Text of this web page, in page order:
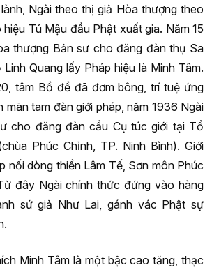
Ngài theo thị giả Hòa thượng theo
Tú Mậu đầu Phật xuất gia. Năm 15
thượng Bản sư cho đăng đàn thụ Sa
Quang lấy Pháp hiệu là Minh Tâm.
tâm Bồ đề đã đơm bông, trí tuệ ứng
tam đàn giới pháp, năm 1936 Ngài
cho đăng đàn cầu Cụ túc giới tại Tổ
Phúc Chỉnh, TP. Ninh Bình). Giới
nối dòng thiền Lâm Tế, Sơn môn Phúc
đây Ngài chính thức đứng vào hàng
sứ giả Như Lai, gánh vác Phật sự
Minh Tâm là một bậc cao tăng, thạc